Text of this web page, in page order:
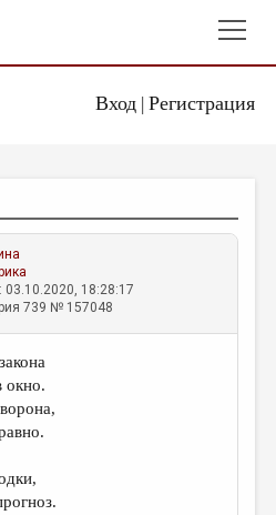
Вход| Регистрация
18:28:17
739 № 157048
окно.